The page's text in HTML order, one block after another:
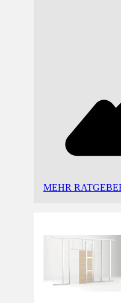
MEHR